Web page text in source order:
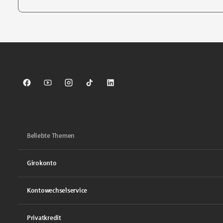
Sparkasse auf Facebook
Sparkasse auf Youtube
Sparkasse auf Instagram
Sparkasse auf TikTok
Sparkasse auf LinkedIn
Beliebte Themen
Girokonto
Kontowechselservice
Privatkredit